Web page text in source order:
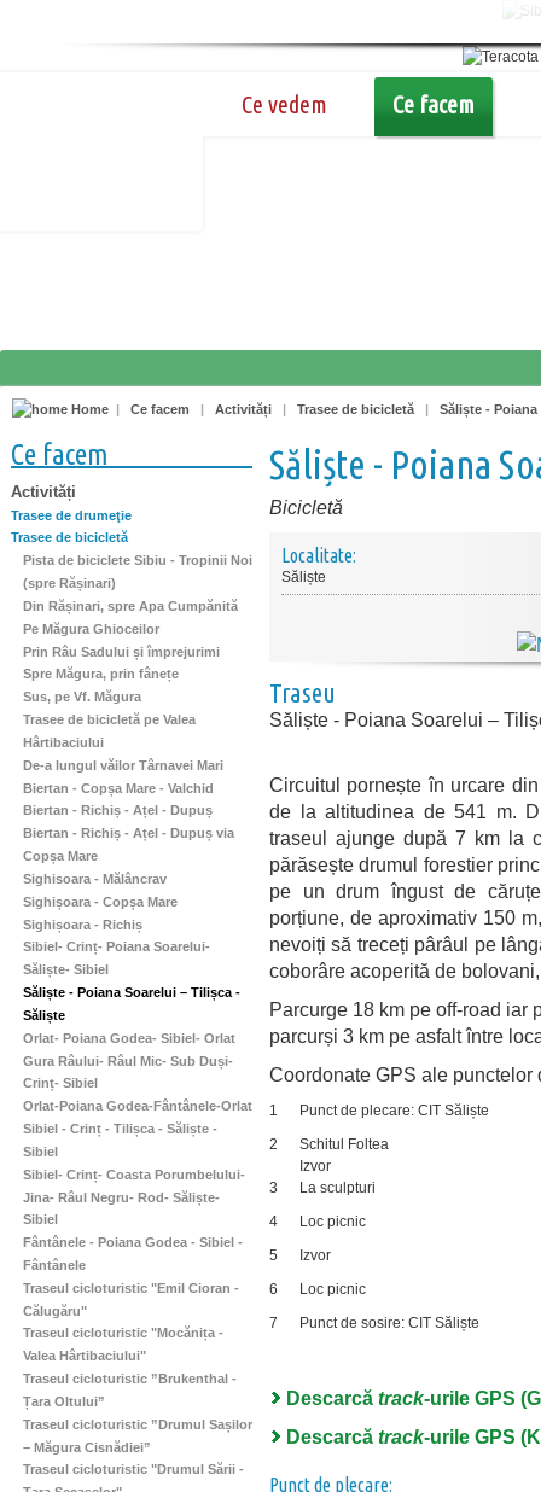
Ce vedem Ce facem
Home | Ce facem | Activități | Trasee de bicicletă | Săliște -
Ce facem
Activități
Trasee de drumeţie
Trasee de bicicletă
Pista de biciclete Sibiu - Tropinii Noi
(spre Rășinari)
Din Rășinari, spre Apa Cumpănită
Pe Măgura Ghioceilor
Prin Râu Sadului și împrejurimi
Spre Măgura, prin fânețe
Sus, pe Vf. Măgura
Trasee de bicicletă pe Valea
Hârtibaciului
De-a lungul văilor Târnavei Mari
Biertan - Copșa Mare - Valchid
Biertan - Richiș - Ațel - Dupuș
Biertan - Richiș - Ațel - Dupuș via
Copșa Mare
Sighisoara - Mălâncrav
Sighișoara - Copșa Mare
Sighișoara - Richiș
Sibiel- Crinț- Poiana Soarelui-
Săliște- Sibiel
Săliște - Poiana Soarelui – Tilișca -
Săliște
Orlat- Poiana Godea- Sibiel- Orlat
Gura Râului- Râul Mic- Sub Duși-
Crinț- Sibiel
Orlat-Poiana Godea-Fântânele-Orlat
Sibiel - Crinț - Tilișca - Săliște -
Sibiel
Sibiel- Crinț- Coasta Porumbelului-
Jina- Râul Negru- Rod- Săliște-
Sibiel
Fântânele - Poiana Godea - Sibiel -
Fântânele
Traseul cicloturistic "Emil Cioran -
Călugăru"
Traseul cicloturistic "Mocănița -
Valea Hârtibaciului"
Traseul cicloturistic ”Brukenthal -
Țara Oltului”
Traseul cicloturistic ”Drumul Sașilor
– Măgura Cisnădiei”
Traseul cicloturistic "Drumul Sării -
Săliște - Poiana
Bicicletă
Localitate:
Săliște
Traseu
Săliște - Poiana Soarelui –
Circuitul pornește în urcare
de la altitudinea de 541 m.
traseul ajunge după 7 km la
părăsește drumul forestier
pe un drum îngust de
porțiune, de aproximativ 150
nevoiți să treceți pârâul pe
coborâre acoperită de
Parcurge 18 km pe off-road iar
parcurși 3 km pe asfalt între
Coordonate GPS ale punctelor
1
Punct de plecare: CIT Săliște
2
Schitul Foltea
Izvor
3
La sculpturi
4
Loc picnic
5
Izvor
6
Loc picnic
7
Punct de sosire: CIT Săliște
Descarcă track-urile GPS
Descarcă track-urile GPS
Punct de plecare: